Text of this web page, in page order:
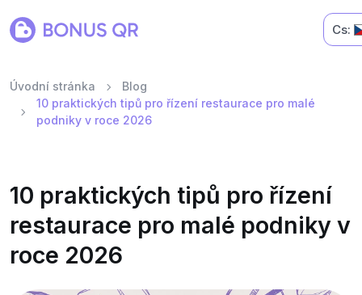
Cs:
Úvodní stránka
Blog
10 praktických tipů pro řízení restaurace pro malé
podniky v roce 2026
10 praktických tipů pro řízení
restaurace pro malé podniky v
roce 2026